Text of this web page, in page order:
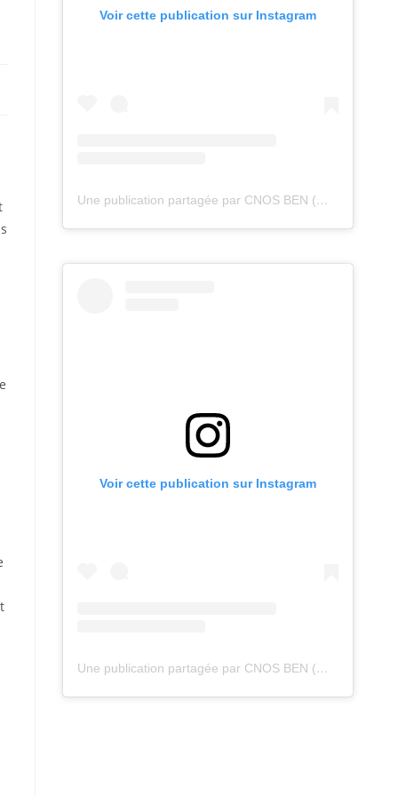
Voir cette publication sur Instagram
Une publication partagée par CNOS BEN (@cnos_ben)
Voir cette publication sur Instagram
Une publication partagée par CNOS BEN (@cnos_ben)